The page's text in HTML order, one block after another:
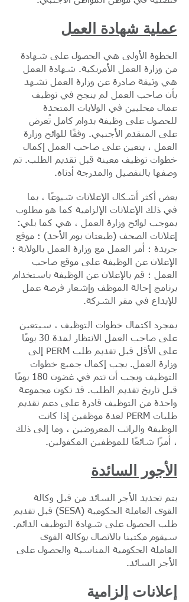
عملية شهادة العمل
الخطوة الأولى هي الحصول على شهادة
من وزارة العمل الأمريكية. شهادة العمل
هي وثيقة صادرة عن وزارة العمل تشهد
بأن صاحب العمل لم ينجح في توظيف
عمال محليين في الولايات المتحدة
للحصول على وظيفة بدوام كامل تُعرض
على المتقدم الأجنبي. وفقًا للوائح وزارة
العمل ، يتعين على صاحب العمل إكمال
خطوات توظيف معينة قبل تقديم الطلب. تم
وصفها بالتفصيل والمدرجة أدناه.
بعض أكثر أشكال الإعلانات شيوعًا ، بما
في ذلك الإعلانات الإلزامية كما هو مطلوب
بموجب لوائح وزارة العمل ، هي كما يلي:
إعلانات الصحف (طبعتان يوم الأحد) ؛ موقع
جريدة ؛ أمر العمل مع وزارة العمل بالولاية ؛
الإعلان عن الوظيفة على موقع صاحب
العمل ؛ قم بالإعلان عن الوظيفة باستخدام
برنامج إحالة الموظف وإشعار فرصة عمل
للإيداع في مقر الشركة.
بمجرد اكتمال خطوات التوظيف ، سيتعين
على صاحب العمل الانتظار لمدة 30 يومًا
على الأقل قبل تقديم طلب PERM إلى
وزارة العمل. يجب إكمال جميع خطوات
التوظيف ويجب أن تتم في غضون 180 يومًا
قبل تاريخ تقديم الطلب. قد تكون مجموعة
واحدة من التوظيف قادرة على دعم تقديم
طلبات PERM لعدة موظفين إذا كانت
الوظيفة والراتب المعروضين ، وما إلى ذلك
، أمرًا شائعًا للموظفين المكفولين.
الأجور السائدة
يتم تحديد الأجر السائد من قبل وكالة
القوى العاملة الحكومية (SESA) قبل تقديم
طلب الحصول على شهادة التوظيف الدائم.
سيقوم مكتبنا بالاتصال بوكالة القوى
العاملة الحكومية المناسبة والحصول على
الأجر السائد.
إعلانات إلزامية